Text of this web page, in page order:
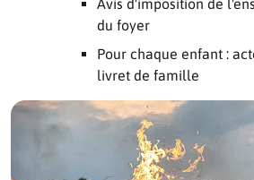
Avis d'imposition de
du foyer
Pour chaque enfant :
livret de famille